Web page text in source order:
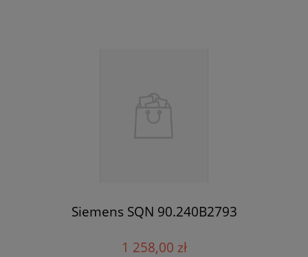
Siemens SQN 90.240B2793
1 258,00 zł